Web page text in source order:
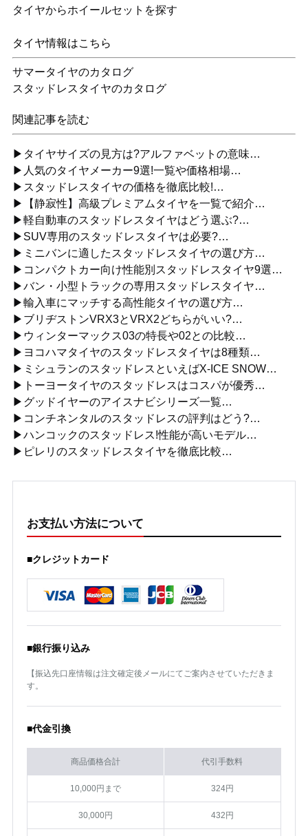
タイヤからホイールセットを探す
タイヤ情報はこちら
サマータイヤのカタログ
スタッドレスタイヤのカタログ
関連記事を読む
▶タイヤサイズの見方は?アルファベットの意味…
▶人気のタイヤメーカー9選!一覧や価格相場…
▶スタッドレスタイヤの価格を徹底比較!…
▶【静寂性】高級プレミアムタイヤを一覧で紹介…
▶軽自動車のスタッドレスタイヤはどう選ぶ?…
▶SUV専用のスタッドレスタイヤは必要?…
▶ミニバンに適したスタッドレスタイヤの選び方…
▶コンパクトカー向け性能別スタッドレスタイヤ9選…
▶バン・小型トラックの専用スタッドレスタイヤ…
▶輸入車にマッチする高性能タイヤの選び方…
▶ブリヂストンVRX3とVRX2どちらがいい?…
▶ウィンターマックス03の特長や02との比較…
▶ヨコハマタイヤのスタッドレスタイヤは8種類…
▶ミシュランのスタッドレスといえばX-ICE SNOW…
▶トーヨータイヤのスタッドレスはコスパが優秀…
▶グッドイヤーのアイスナビシリーズ一覧…
▶コンチネンタルのスタッドレスの評判はどう?…
▶ハンコックのスタッドレス!性能が高いモデル…
▶ピレリのスタッドレスタイヤを徹底比較…
お支払い方法について
■クレジットカード
■銀行振り込み
【振込先口座情報は注文確定後メールにてご案内させていただきま
す。
■代金引換
商品価格合計 代引手数料
10,000円まで 324円
30,000円 432円